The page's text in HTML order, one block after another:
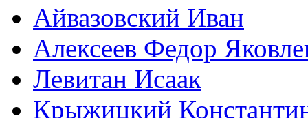
Айвазовский Иван
Алексеев Федор
Левитан Исаак
Крыжицкий